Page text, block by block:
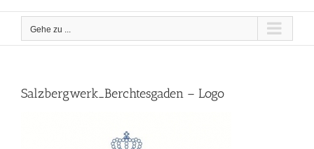
Gehe zu ...
Salzbergwerk_Berchtesgaden – Logo